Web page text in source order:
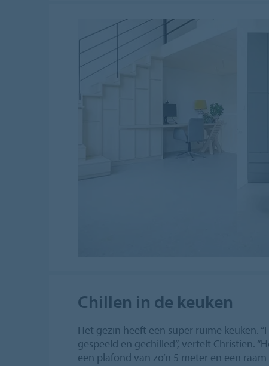
Chillen in de keuken
Het gezin heeft een super ruime keuken.
gespeeld en gechilled”, vertelt Christien.
een plafond van zo’n 5 meter en een